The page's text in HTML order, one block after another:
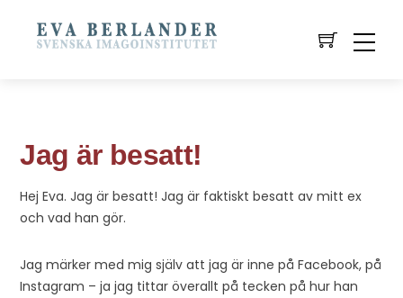
Jag är besatt!
Hej Eva. Jag är besatt! Jag är faktiskt besatt av mitt ex
och vad han gör.
Jag märker med mig själv att jag är inne på Facebook, på
Instagram – ja jag tittar överallt på tecken på hur han